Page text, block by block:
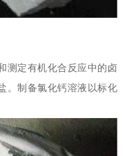
测定有机化合反应中的卤
。制备氯化钙溶液以标化